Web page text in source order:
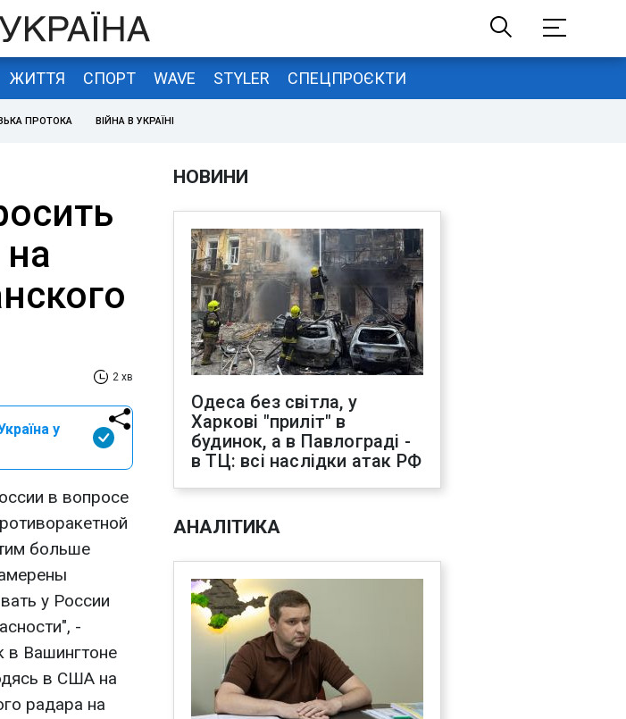
ЖИТТЯ СПОРТ WAVE STYLER СПЕЦПРОЄКТИ
ПРОТОКА ВІЙНА В УКРАЇНІ
2 хв
у
в вопросе
больше
у России
-
в Вашингтоне
в США на
радара на
НОВИНИ
Одеса без світла, у
Харкові "приліт" в
будинок, а в Павлограді -
в ТЦ: всі наслідки атак РФ
АНАЛІТИКА